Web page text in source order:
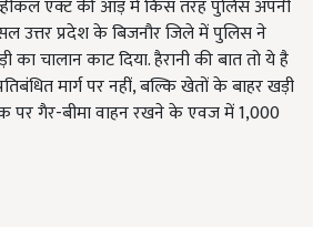
एक्ट की आड़ में किस तरह पुलिस अपनी
उत्तर प्रदेश के बिजनौर जिले में पुलिस ने
चालान काट दिया. हैरानी की बात तो ये है
मार्ग पर नहीं, बल्कि खेतों के बाहर खड़ी
पर गैर-बीमा वाहन रखने के एवज में 1,000